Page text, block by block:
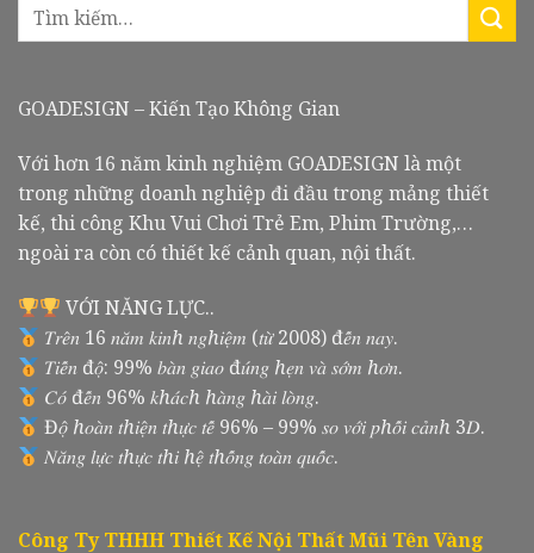
GOADESIGN – Kiến Tạo Không Gian
Với hơn 16 năm kinh nghiệm GOADESIGN là một
trong những doanh nghiệp đi đầu trong mảng thiết
kế, thi công Khu Vui Chơi Trẻ Em, Phim Trường,…
ngoài ra còn có thiết kế cảnh quan, nội thất.
VỚI NĂNG LỰC..
𝑇𝑟𝑒̂𝑛 16 𝑛𝑎̆𝑚 𝑘𝑖𝑛ℎ 𝑛𝑔ℎ𝑖𝑒̣̂𝑚 (𝑡𝑢̛̀ 2008) đ𝑒̂́𝑛 𝑛𝑎𝑦.
𝑇𝑖𝑒̂́𝑛 đ𝑜̣̂: 99% 𝑏𝑎̀𝑛 𝑔𝑖𝑎𝑜 đ𝑢́𝑛𝑔 ℎ𝑒̣𝑛 𝑣𝑎̀ 𝑠𝑜̛́𝑚 ℎ𝑜̛𝑛.
𝐶𝑜́ đ𝑒̂́𝑛 96% 𝑘ℎ𝑎́𝑐ℎ ℎ𝑎̀𝑛𝑔 ℎ𝑎̀𝑖 𝑙𝑜̀𝑛𝑔.
Đ𝑜̣̂ ℎ𝑜𝑎̀𝑛 𝑡ℎ𝑖𝑒̣̂𝑛 𝑡ℎ𝑢̛̣𝑐 𝑡𝑒̂́ 96% – 99% 𝑠𝑜 𝑣𝑜̛́𝑖 𝑝ℎ𝑜̂́𝑖 𝑐𝑎̉𝑛ℎ 3𝐷.
𝑁𝑎̆𝑛𝑔 𝑙𝑢̛̣𝑐 𝑡ℎ𝑢̛̣𝑐 𝑡ℎ𝑖 ℎ𝑒̣̂ 𝑡ℎ𝑜̂́𝑛𝑔 𝑡𝑜𝑎̀𝑛 𝑞𝑢𝑜̂́𝑐.
Công Ty THHH Thiết Kế Nội Thất Mũi Tên Vàng